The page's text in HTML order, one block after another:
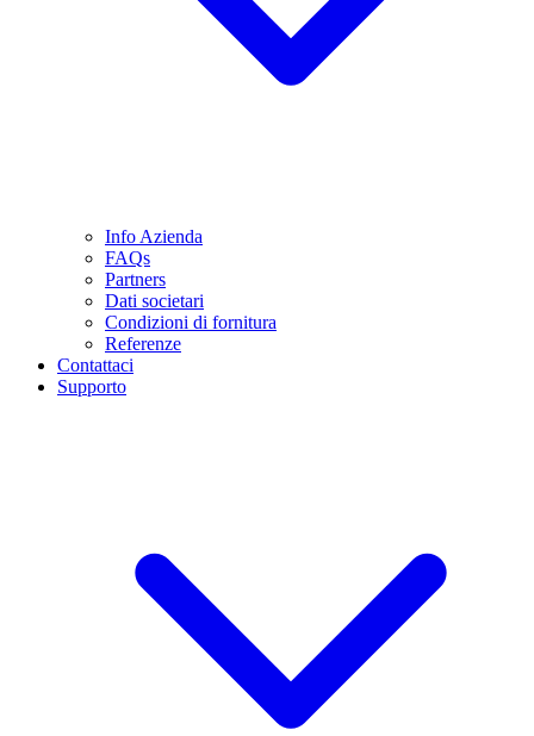
Info Azienda
FAQs
Partners
Dati societari
Condizioni di fornitura
Referenze
Contattaci
Supporto